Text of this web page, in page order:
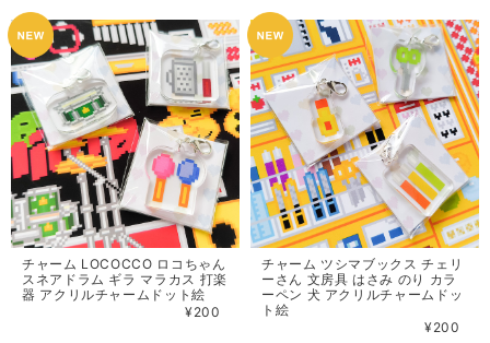
チャーム LOCOCCO ロコちゃん
スネアドラム ギラ マラカス 打楽
器 アクリルチャームドット絵
¥200
チャーム ツシマブックス チェリ
ーさん 文房具 はさみ のり カラ
ーペン 犬 アクリルチャームドッ
ト絵
¥200